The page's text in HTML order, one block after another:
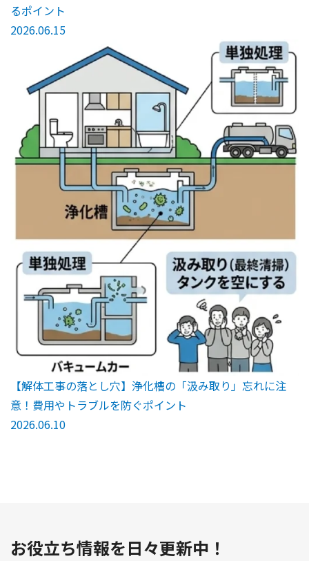
るポイント
2026.06.15
【解体工事の落とし穴】浄化槽の「汲み取り」忘れに注
意！費用やトラブルを防ぐポイント
2026.06.10
お役立ち情報を日々更新中！